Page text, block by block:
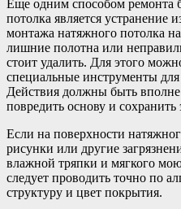
Еще одним способом ремонта
потолка является устранение
монтажа натяжного потолка
лишние полотна или
стоит удалить. Для этого
специальные инструменты
Действия должны быть
повредить основу и сохранить
Если на поверхности
рисунки или другие
влажной тряпки и мягкого
следует проводить точно по
структуру и цвет покрытия.